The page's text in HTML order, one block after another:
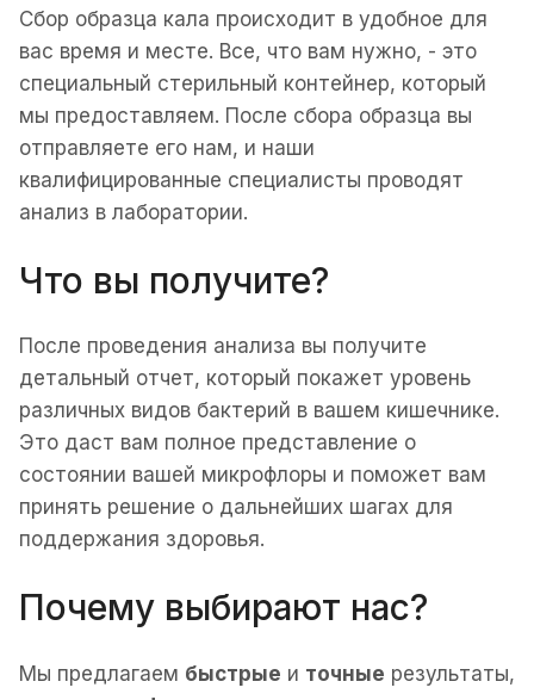
Сбор образца кала происходит в удобное для
вас время и месте. Все, что вам нужно, - это
специальный стерильный контейнер, который
мы предоставляем. После сбора образца вы
отправляете его нам, и наши
квалифицированные специалисты проводят
анализ в лаборатории.
Что вы получите?
После проведения анализа вы получите
детальный отчет, который покажет уровень
различных видов бактерий в вашем кишечнике.
Это даст вам полное представление о
состоянии вашей микрофлоры и поможет вам
принять решение о дальнейших шагах для
поддержания здоровья.
Почему выбирают нас?
Мы предлагаем быстрые и точные результаты,